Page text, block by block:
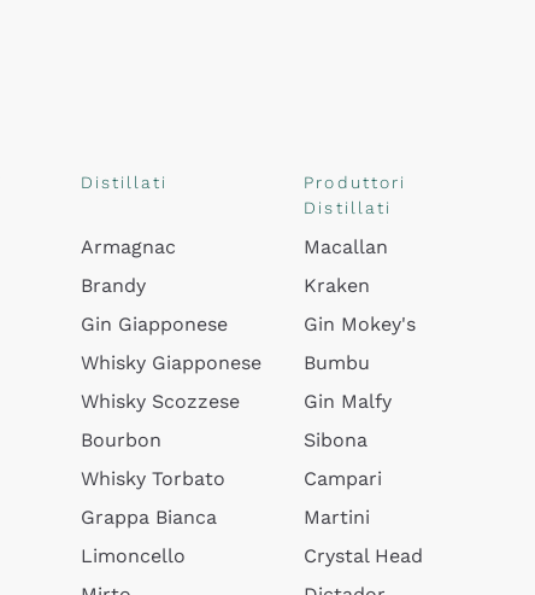
Distillati
Armagnac
Brandy
Gin Giapponese
Whisky Giapponese
Whisky Scozzese
Bourbon
Whisky Torbato
Grappa Bianca
Limoncello
Produttori
Distillati
Macallan
Kraken
Gin Mokey's
Bumbu
Gin Malfy
Sibona
Campari
Martini
Crystal Head